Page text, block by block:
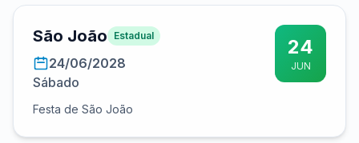
São João Estadual
24/06/2028
Sábado
Festa de São João
24
JUN